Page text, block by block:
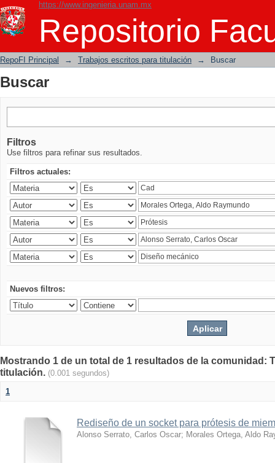
https://www.ingenieria.unam.mx
Repositorio
Buscar
RepoFI Principal → Trabajos escritos para titulación → Buscar
Buscar
Filtros
Use filtros para refinar sus resultados.
Filtros actuales:
Nuevos filtros:
Mostrando 1 de un total de 1 resultados de la comunidad:
titulación. (0.001 segundos)
1
Rediseño de un socket para prótesis de
Alonso Serrato, Carlos Oscar; Morales Ortega, Aldo